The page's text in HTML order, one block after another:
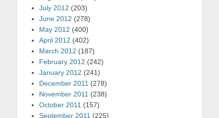
July 2012 (203)
June 2012 (278)
May 2012 (400)
April 2012 (402)
March 2012 (187)
February 2012 (242)
January 2012 (241)
December 2011 (278)
November 2011 (238)
October 2011 (157)
September 2011 (225)